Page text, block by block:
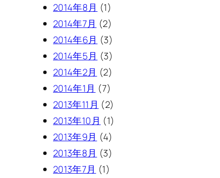
2014年8月 (1)
2014年7月 (2)
2014年6月 (3)
2014年5月 (3)
2014年2月 (2)
2014年1月 (7)
2013年11月 (2)
2013年10月 (1)
2013年9月 (4)
2013年8月 (3)
2013年7月 (1)